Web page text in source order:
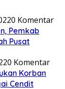
0 Komentar
Pemkab
Pusat
0 Komentar
Korban
Cendit